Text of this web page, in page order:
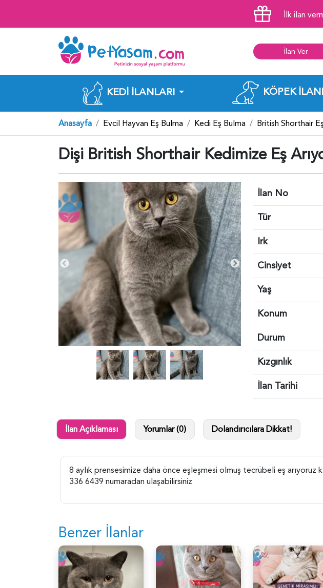
İlk ilan
İlan Ver
KEDI İLANLARI KÖPEK
Anasayfa Evcil Hayvan Eş Bulma Kedi Eş Bulma British Shorthair
Dişi British Shorthair Kedimize Eş
İlan No
Tür
Irk
Cinsiyet
Yaş
Konum
Durum
Kızgınlık
İlan Tarihi
İlan Açıklaması Yorumlar (0) Dolandırıcılara Dikkat!
8 aylık prensesimize daha önce eşleşmesi olmuş tecrübeli eş arıyoruz
336 6439 numaradan ulaşabilirsiniz
Benzer İlanlar